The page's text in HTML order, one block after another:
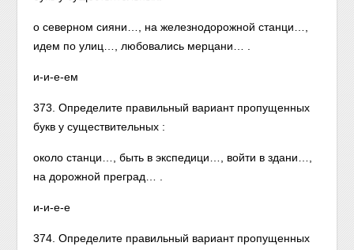
о северном сияни…, на железнодорожной станци…,
идем по улиц…, любовались мерцани… .
и-и-е-ем
373. Определите правильный вариант пропущенных
букв у существительных :
около станци…, быть в экспедици…, войти в здани…,
на дорожной преград… .
и-и-е-е
374. Определите правильный вариант пропущенных